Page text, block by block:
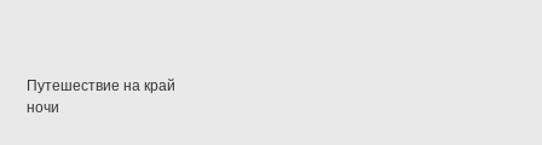
Путешествие на край
ночи